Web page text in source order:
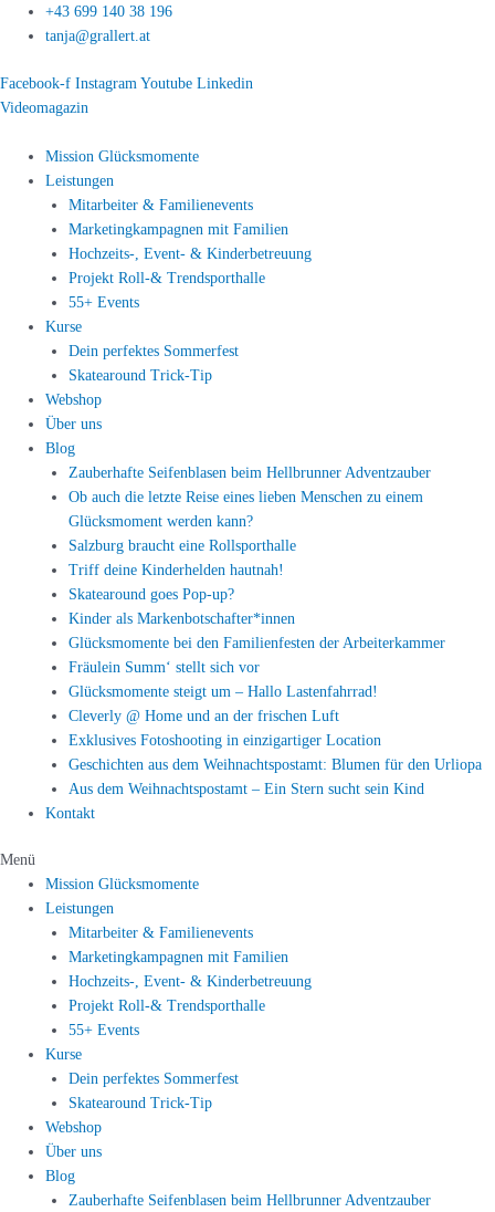
Inhalt
+43 699 140 38 196
tanja@grallert.at
Facebook-f Instagram Youtube Linkedin
Videomagazin
Mission Glücksmomente
Leistungen
Mitarbeiter & Familienevents
Marketingkampagnen mit Familien
Hochzeits-, Event- & Kinderbetreuung
Projekt Roll-& Trendsporthalle
55+ Events
Kurse
Dein perfektes Sommerfest
Skatearound Trick-Tip
Webshop
Über uns
Blog
Zauberhafte Seifenblasen beim Hellbrunner Adventzauber
Ob auch die letzte Reise eines lieben Menschen zu einem
Glücksmoment werden kann?
Salzburg braucht eine Rollsporthalle
Triff deine Kinderhelden hautnah!
Skatearound goes Pop-up?
Kinder als Markenbotschafter*innen
Glücksmomente bei den Familienfesten der Arbeiterkammer
Fräulein Summ‘ stellt sich vor
Glücksmomente steigt um – Hallo Lastenfahrrad!
Cleverly @ Home und an der frischen Luft
Exklusives Fotoshooting in einzigartiger Location
Geschichten aus dem Weihnachtspostamt: Blumen für den Urliopa
Aus dem Weihnachtspostamt – Ein Stern sucht sein Kind
Kontakt
Menü
Mission Glücksmomente
Leistungen
Mitarbeiter & Familienevents
Marketingkampagnen mit Familien
Hochzeits-, Event- & Kinderbetreuung
Projekt Roll-& Trendsporthalle
55+ Events
Kurse
Dein perfektes Sommerfest
Skatearound Trick-Tip
Webshop
Über uns
Blog
Zauberhafte Seifenblasen beim Hellbrunner Adventzauber